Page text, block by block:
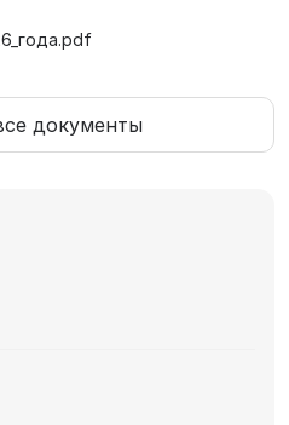
документы